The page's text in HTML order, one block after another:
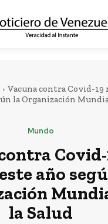
Vacuna contra Covid-19
la Organización
Mundo
Covid-
año
la Salud